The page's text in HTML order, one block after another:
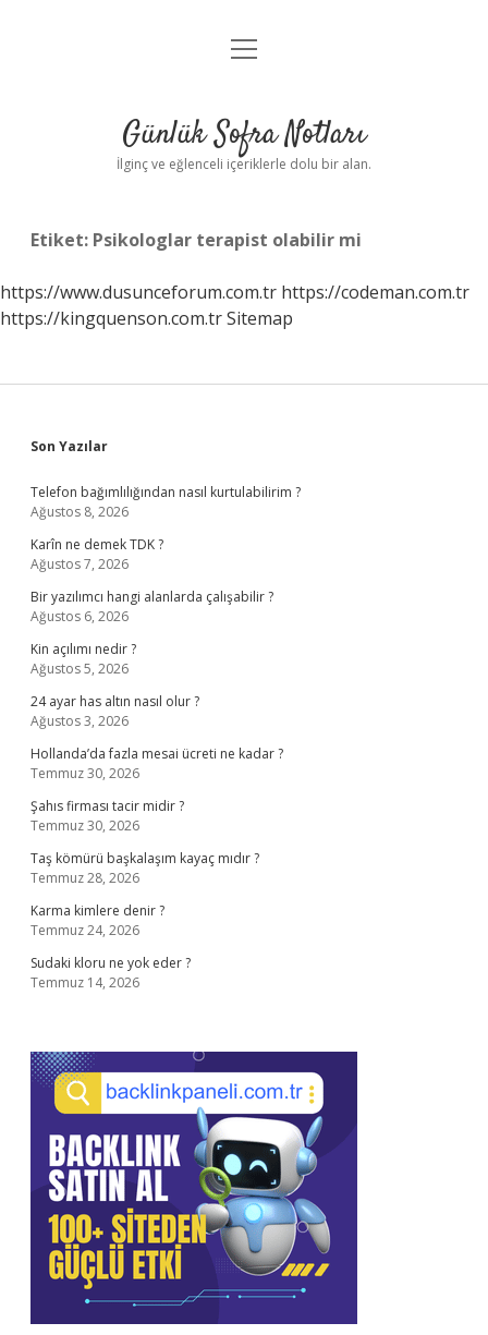
Anasayfa
Yasal Uyarı
menüyü
Günlük Sofra Notları
İlginç ve eğlenceli içeriklerle dolu bir alan.
Etiket: Psikologlar terapist olabilir mi
https://www.dusunceforum.com.tr https://codeman.com.tr
https://kingquenson.com.trSitemap
Sidebar
Son Yazılar
Telefon bağımlılığından nasıl kurtulabilirim ?
Ağustos 8, 2026
Karîn ne demek TDK ?
Ağustos 7, 2026
Bir yazılımcı hangi alanlarda çalışabilir ?
Ağustos 6, 2026
Kin açılımı nedir ?
Ağustos 5, 2026
24 ayar has altın nasıl olur ?
Ağustos 3, 2026
Hollanda’da fazla mesai ücreti ne kadar ?
Temmuz 30, 2026
Şahıs firması tacir midir ?
Temmuz 30, 2026
Taş kömürü başkalaşım kayaç mıdır ?
Temmuz 28, 2026
Karma kimlere denir ?
Temmuz 24, 2026
Sudaki kloru ne yok eder ?
Temmuz 14, 2026